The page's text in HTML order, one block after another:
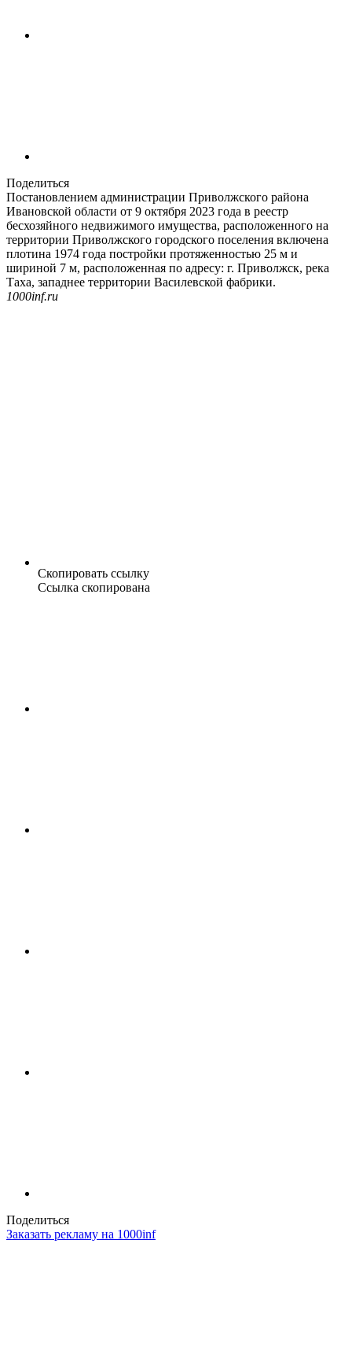
Поделиться
Постановлением администрации Приволжского района
Ивановской области от 9 октября 2023 года в реестр
бесхозяйного недвижимого имущества, расположенного на
территории Приволжского городского поселения включена
плотина 1974 года постройки протяженностью 25 м и
шириной 7 м, расположенная по адресу: г. Приволжск, река
Таха, западнее территории Василевской фабрики.
1000inf.ru
Скопировать ссылку
Ссылка скопирована
Поделиться
Заказать рекламу на 1000inf